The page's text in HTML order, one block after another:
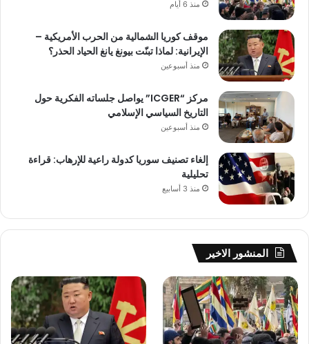
منذ 6 أيام
موقف كوريا الشمالية من الحرب الأمريكية –
الإيرانية: لماذا تبنّت بيونغ يانغ الحياد الحذر؟
منذ أسبوعين
مركز “ICGER” يواصل جلساته الفكرية حول
التاريخ السياسي الإسلامي
منذ أسبوعين
إلغاء تصنيف سوريا كدولة راعية للإرهاب: قراءة
تحليلية
منذ 3 أسابيع
المنشور الاخير